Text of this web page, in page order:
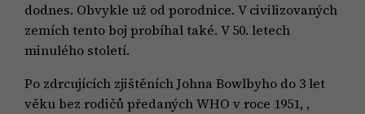
dodnes. Obvykle už od porodnice. V civilizovaných
zemích tento boj probíhal také. V 50. letech
minulého století.
Po zdrcujících zjištěních Johna Bowlbyho do 3 let
věku bez rodičů předaných WHO v roce 1951, ,